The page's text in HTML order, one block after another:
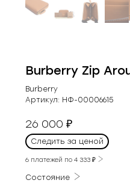
Burberry Zip
Burberry
Артикул: НФ-00006615
26 000₽
Следить за ценой
6 платежей по4 333₽
Состояние